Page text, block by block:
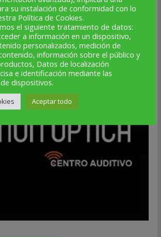
su instalación de conformidad con lo
Política de Cookies.
el siguiente tratamiento de datos:
a información en un dispositivo,
personalizados, medición de
información sobre el público y
Datos de localización
e identificación mediante las
dispositivos.
Aceptar todo